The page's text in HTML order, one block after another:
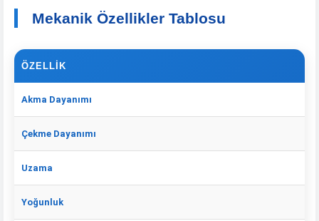
Mekanik Özellikler Tablosu
ÖZELLIK
Akma Dayanımı
Çekme Dayanımı
Uzama
Yoğunluk